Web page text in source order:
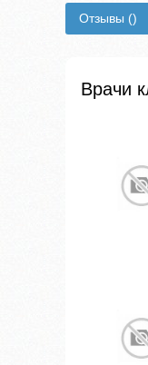
Отзывы ()
Врачи